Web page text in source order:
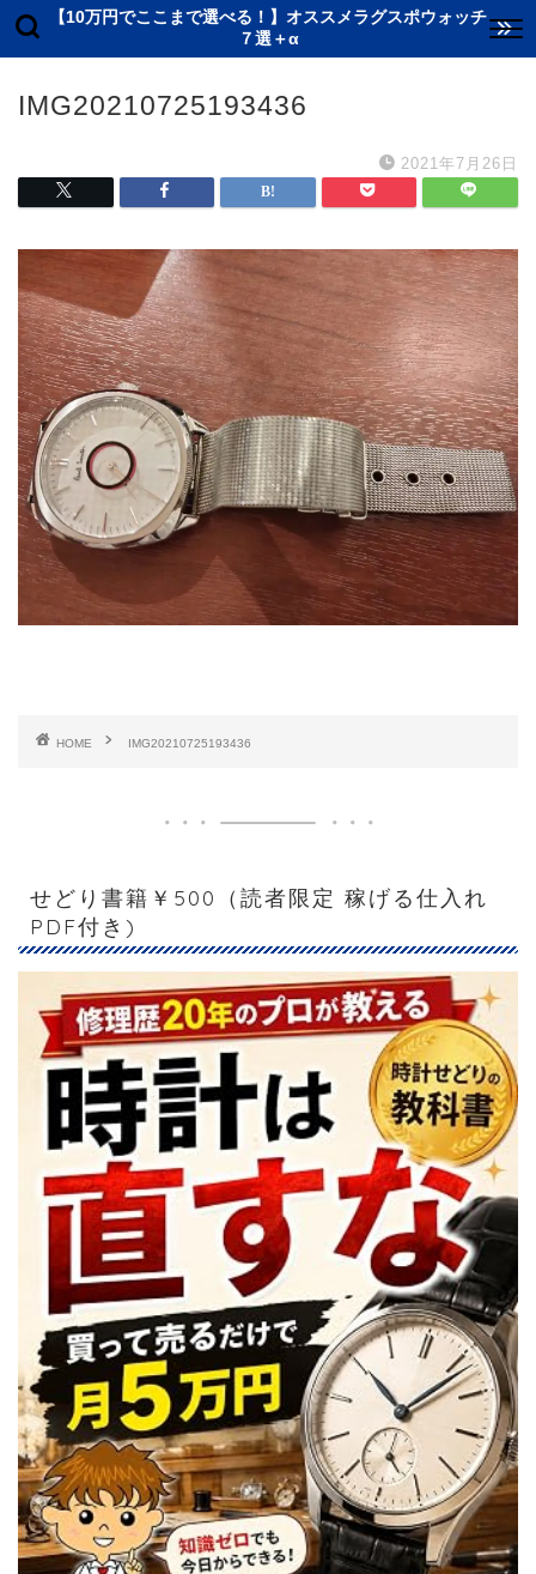
【10万円でここまで選べる！】オススメラグスポウォッチ
７選＋α
IMG20210725193436
2021年7月26日
HOME IMG20210725193436
せどり書籍￥500（読者限定 稼げる仕入れ
PDF付き)